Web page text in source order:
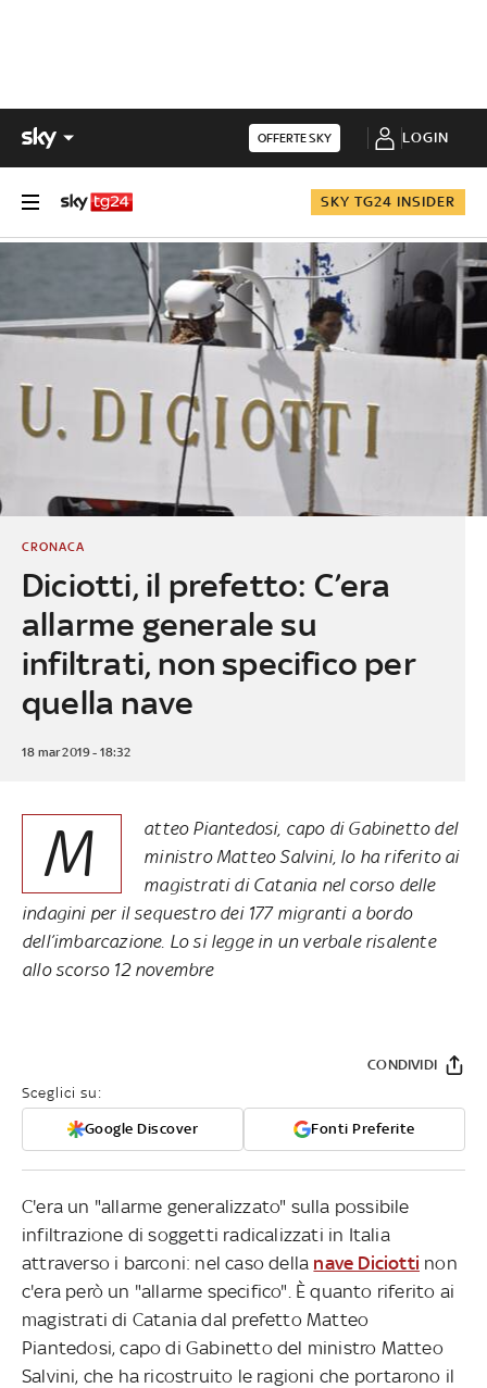
OFFERTE SKY LOGIN
SKY TG24 INSIDER
Diciotti, il prefetto: C’era
allarme generale su
infiltrati, non specifico per
quella nave
CRONACA
18 mar 2019 - 18:32
M
atteo Piantedosi, capo di Gabinetto del
ministro Matteo Salvini, lo ha riferito ai
magistrati di Catania nel corso delle
indagini per il sequestro dei 177 migranti a bordo
dell’imbarcazione. Lo si legge in un verbale risalente
allo scorso 12 novembre
Sceglici su:
Google Discover Fonti Preferite
CONDIVIDI
C'era un "allarme generalizzato" sulla possibile
infiltrazione di soggetti radicalizzati in Italia
attraverso i barconi: nel caso della nave Diciotti non
c'era però un "allarme specifico". È quanto riferito ai
magistrati di Catania dal prefetto Matteo
Piantedosi, capo di Gabinetto del ministro Matteo
Salvini, che ha ricostruito le ragioni che portarono il